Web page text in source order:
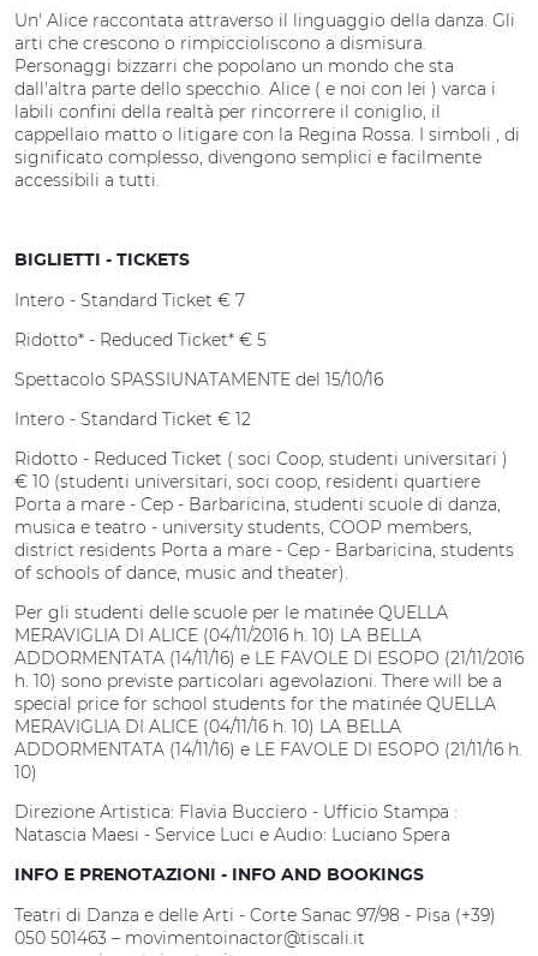
Un' Alice raccontata attraverso il linguaggio della danza. Gli
arti che crescono o rimpiccioliscono a dismisura.
Personaggi bizzarri che popolano un mondo che sta
dall'altra parte dello specchio. Alice ( e noi con lei ) varca i
labili confini della realtà per rincorrere il coniglio, il
cappellaio matto o litigare con la Regina Rossa. I simboli , di
significato complesso, divengono semplici e facilmente
accessibili a tutti.
BIGLIETTI - TICKETS
Intero - Standard Ticket € 7
Ridotto* - Reduced Ticket* € 5
Spettacolo SPASSIUNATAMENTE del 15/10/16
Intero - Standard Ticket € 12
Ridotto - Reduced Ticket ( soci Coop, studenti universitari )
€ 10 (studenti universitari, soci coop, residenti quartiere
Porta a mare - Cep - Barbaricina, studenti scuole di danza,
musica e teatro - university students, COOP members,
district residents Porta a mare - Cep - Barbaricina, students
of schools of dance, music and theater).
Per gli studenti delle scuole per le matinée QUELLA
MERAVIGLIA DI ALICE (04/11/2016 h. 10) LA BELLA
ADDORMENTATA (14/11/16) e LE FAVOLE DI ESOPO (21/11/2016
h. 10) sono previste particolari agevolazioni. There will be a
special price for school students for the matinée QUELLA
MERAVIGLIA DI ALICE (04/11/16 h. 10) LA BELLA
ADDORMENTATA (14/11/16) e LE FAVOLE DI ESOPO (21/11/16 h.
10)
Direzione Artistica: Flavia Bucciero - Ufficio Stampa :
Natascia Maesi - Service Luci e Audio: Luciano Spera
INFO E PRENOTAZIONI - INFO AND BOOKINGS
Teatri di Danza e delle Arti - Corte Sanac 97/98 - Pisa (+39)
050 501463 – movimentoinactor@tiscali.it